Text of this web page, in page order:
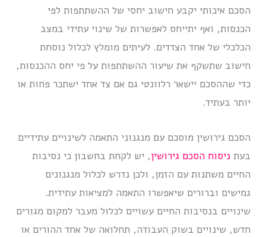
הסכם איכותי יקבע חישוב יחסי של ההשתתפות לפי
הכנסות, ואף יתייחס לאפשרות של שינוי עתידי במצב
הכלכלי של אחד הצדדים. לעיתים מומלץ לכלול נוסחת
חישוב שתשקף את שיעור ההשתתפות על פי יחס ההכנסות,
כדי שההסכם יישאר רלוונטי גם אם צד אחד ישתכר פחות או
יותר בעתיד.
הסכם גירושין מוסכם עם מנגנוני התאמה לשינויים עתידיים
בעת ניסוח הסכם גירושין, יש לקחת בחשבון כי נסיבות
החיים משתנות עם הזמן, ולכן נדרש לכלול מנגנונים
גמישים וברורים שיאפשרו התאמה למציאות עתידית.
שינויים בנסיבות החיים עשויים לכלול מעבר למקום מגורים
חדש, שינויים בשוק העבודה, תחלואה של אחד ההורים או